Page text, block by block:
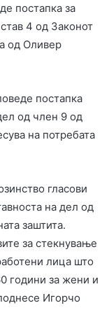
постапка за
4 од Законот
од Оливер
постапка
од член 9 од
на потребата
гласови
на дел од
заштита.
за стекнување
лица што
години за жени и
Игорчо